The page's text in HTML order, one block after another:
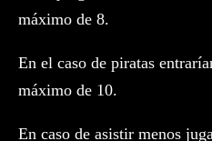
máximo de 8.
En el caso de piratas
máximo de 10.
En caso de asistir menos